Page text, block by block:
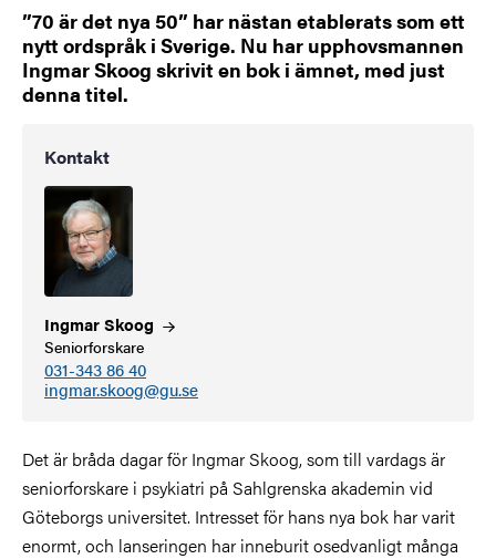
”70 är det nya 50” har nästan etablerats som ett
nytt ordspråk i Sverige. Nu har upphovsmannen
Ingmar Skoog skrivit en bok i ämnet, med just
denna titel.
Kontakt
IngmarSkoog
Seniorforskare
031-343 86 40
ingmar.skoog@gu.se
Det är bråda dagar för Ingmar Skoog, som till vardags är
seniorforskare i psykiatri på Sahlgrenska akademin vid
Göteborgs universitet. Intresset för hans nya bok har varit
enormt, och lanseringen har inneburit osedvanligt många